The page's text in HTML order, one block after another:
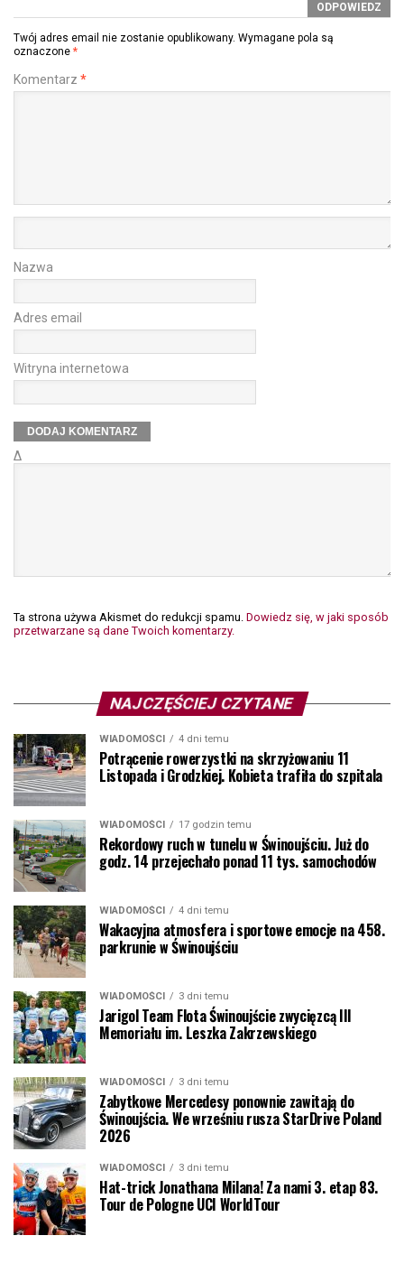
ODPOWIEDZ
Twój adres email nie zostanie opublikowany. Wymagane pola są
oznaczone *
Komentarz *
Nazwa
Adres email
Witryna internetowa
Δ
Ta strona używa Akismet do redukcji spamu. Dowiedz się, w jaki sposób
przetwarzane są dane Twoich komentarzy.
NAJCZĘŚCIEJ CZYTANE
WIADOMOŚCI 4 dni temu
Potrącenie rowerzystki na skrzyżowaniu 11
Listopada i Grodzkiej. Kobieta trafiła do szpitala
WIADOMOŚCI 17 godzin temu
Rekordowy ruch w tunelu w Świnoujściu. Już do
godz. 14 przejechało ponad 11 tys. samochodów
WIADOMOŚCI 4 dni temu
Wakacyjna atmosfera i sportowe emocje na 458.
parkrunie w Świnoujściu
WIADOMOŚCI 3 dni temu
Jarigol Team Flota Świnoujście zwycięzcą III
Memoriału im. Leszka Zakrzewskiego
WIADOMOŚCI 3 dni temu
Zabytkowe Mercedesy ponownie zawitają do
Świnoujścia. We wrześniu rusza StarDrive Poland
2026
WIADOMOŚCI 3 dni temu
Hat-trick Jonathana Milana! Za nami 3. etap 83.
Tour de Pologne UCI WorldTour